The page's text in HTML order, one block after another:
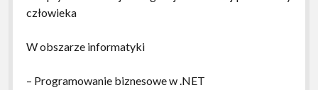
człowieka
W obszarze informatyki
– Programowanie biznesowe w .NET